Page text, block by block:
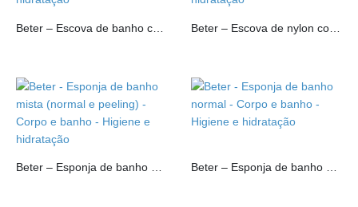
Beter – Esponja de banho mista (normal e peeling) Beter – Esponja de banho normal